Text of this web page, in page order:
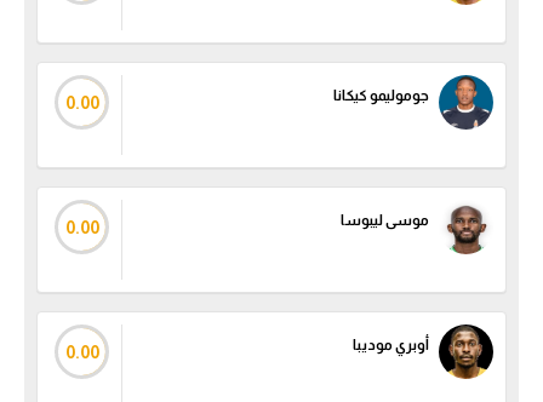
دوري أبطال إفريقيا
كل البطولات
أقسام
الكرة المصرية
الكرة الأوروبية
جوموليمو كيكانا 0.00
موسى ليبوسا 0.00
أوبري موديبا 0.00